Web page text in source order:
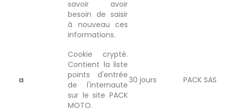
savoir avoir
besoin de saisir
à nouveau ces
informations.
a
Cookie crypté.
Contient la liste
points d'entrée
de l'internaute
sur le site PACK
MOTO.
30 jours PACK SAS